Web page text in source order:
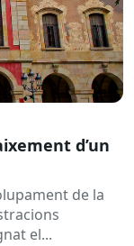
d’un
de la
el...